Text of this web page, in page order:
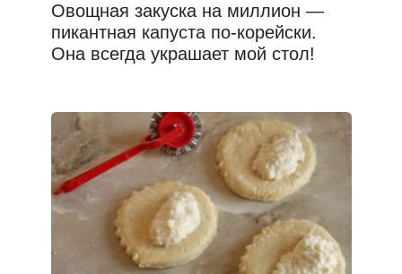
Овощная закуска на миллион —
пикантная капуста по-корейски.
Она всегда украшает мой стол!